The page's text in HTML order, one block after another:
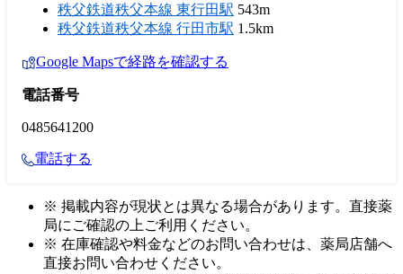
秩父鉄道秩父本線 東行田駅 543m
秩父鉄道秩父本線 行田市駅 1.5km
Google Mapsで経路を確認する
電話番号
0485641200
電話する
※ 掲載内容が現状とは異なる場合があります。直接薬
局にご確認の上ご利用ください。
※ 在庫確認や料金などのお問い合わせは、薬局店舗へ
直接お問い合わせください。